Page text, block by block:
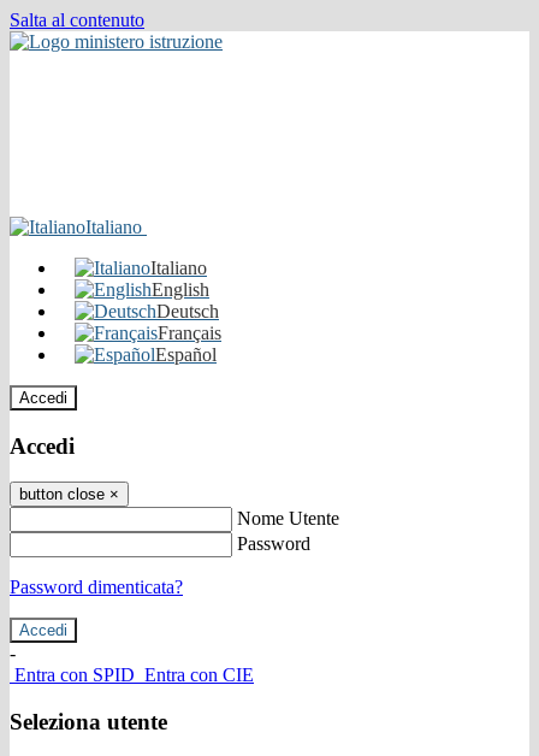
Salta al contenuto
Italiano
Italiano
English
Deutsch
Français
Español
Accedi
Accedi
button close ×
Nome Utente
Password
Password dimenticata?
-
Entra con SPID Entra con CIE
Seleziona utente